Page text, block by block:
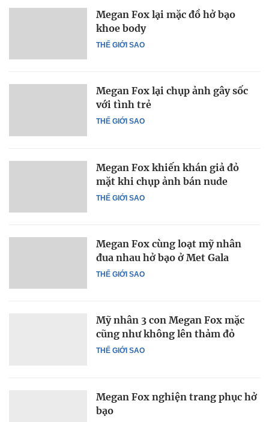
THẾ GIỚI SAO
Megan Fox lại mặc đồ hở bạo
khoe body
THẾ GIỚI SAO
Megan Fox lại chụp ảnh gây sốc
với tình trẻ
THẾ GIỚI SAO
Megan Fox khiến khán giả đỏ
mặt khi chụp ảnh bán nude
THẾ GIỚI SAO
Megan Fox cùng loạt mỹ nhân
đua nhau hở bạo ở Met Gala
THẾ GIỚI SAO
Mỹ nhân 3 con Megan Fox mặc
cũng như không lên thảm đỏ
Megan Fox nghiện trang phục hở
bạo